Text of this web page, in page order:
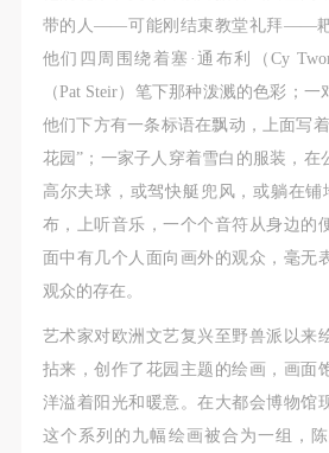
带的人——可能刚结束教堂礼拜——耙
他们四周围绕着塞·通布利（Cy
（Pat Steir）笔下那种泼溅的色彩；一
他们下方有一条标语在飘动，上面写
花园”；一家子人穿着雪白的服装，在
高尔夫球，或驾快艇兜风，或躺在铺
布，上听音乐，一个个音符从身边的
面中有几个人面向画外的观众，毫无
观众的存在。
艺术家对欧洲文艺复兴至野兽派以来
拈来，创作了花园主题的绘画，画面
洋溢着阳光和暖意。在大都会博物馆
这个系列的九幅绘画被合为一组，